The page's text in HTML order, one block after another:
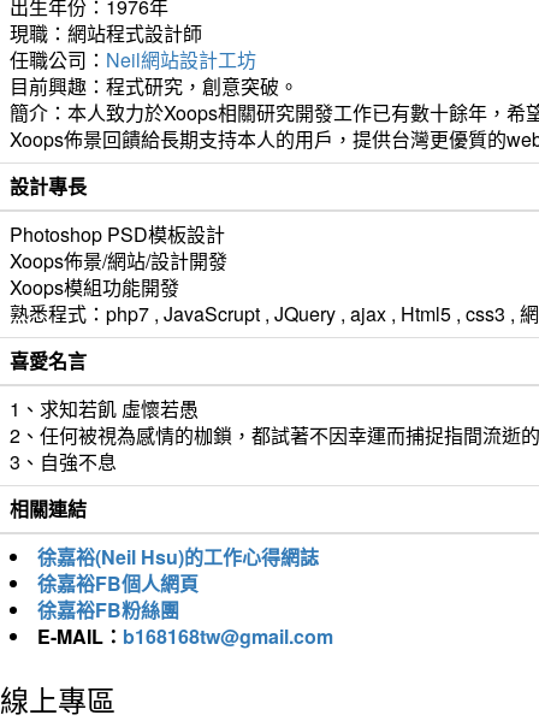
出生年份：1976年
現職：網站程式設計師
任職公司： Neil網站設計工坊
目前興趣：程式研究，創意突破。
簡介：本人致力於Xoops相關研究開發工作已有數十餘年，
Xoops佈景回饋給長期支持本人的用戶，提供台灣更優質的
設計專長
Photoshop PSD模板設計
Xoops佈景/網站/設計開發
Xoops模組功能開發
熟悉程式：php7 , JavaScrupt , JQuery , ajax , Html5 , css3 ,
喜愛名言
1、求知若飢 虛懷若愚
2、任何被視為感情的枷鎖，都試著不因幸運而捕捉指間流逝
3、自強不息
相關連結
徐嘉裕(Neil Hsu)的工作心得網誌
徐嘉裕FB個人網頁
徐嘉裕FB粉絲團
E-MAIL： b168168tw@gmail.com
線上專區